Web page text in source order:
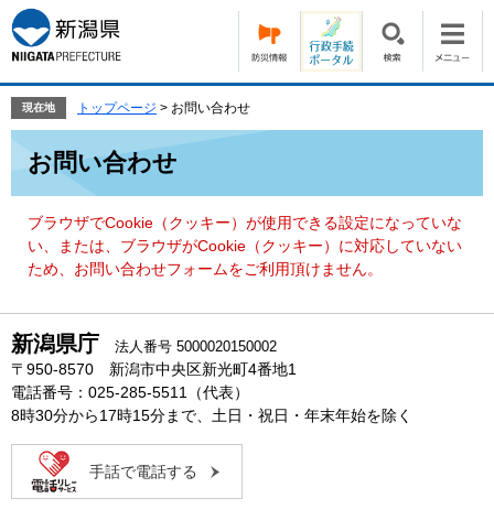
ー
ジ
の
頭
す。
ニ
ュ
ー
飛
て
現在地 トップページ > お問い合わせ
お問い合わせ
ブラウザでCookie（クッキー）が使用できる設定になっていな
い、または、ブラウザがCookie（クッキー）に対応していない
ため、お問い合わせフォームをご利用頂けません。
新潟県庁 法人番号 5000020150002
〒950-8570 新潟市中央区新光町4番地1
電話番号：025-285-5511（代表）
8時30分から17時15分まで、土日・祝日・年末年始を除く
手話で電話する